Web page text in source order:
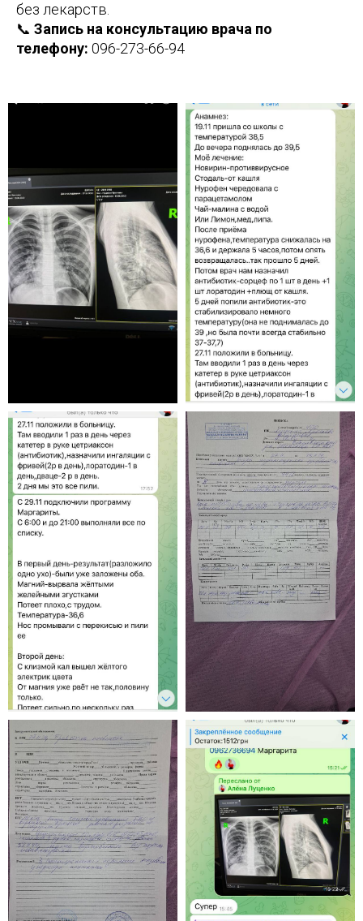
без лекарств.
📞 Запись на консультацию врача по
телефону: 096-273-66-94